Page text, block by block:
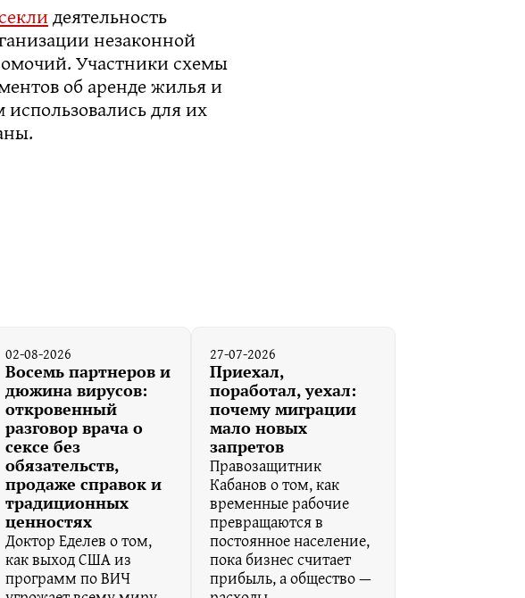
деятельность
незаконной
Участники схемы
об аренде жилья и
использовались для их
02-08-2026
Восемь партнеров и
дюжина вирусов:
откровенный
разговор врача о
сексе без
обязательств,
продаже справок и
традиционных
ценностях
Доктор Еделев о том,
как выход США из
программ по ВИЧ
27-07-2026
Приехал,
поработал, уехал:
почему миграции
мало новых
запретов
Правозащитник
Кабанов о том, как
временные рабочие
превращаются в
постоянное население,
пока бизнес считает
прибыль, а общество —